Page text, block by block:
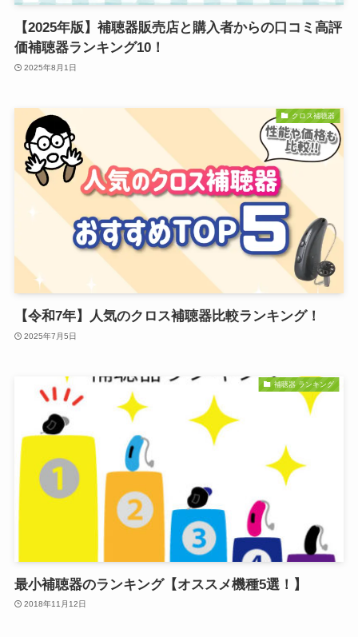
【2025年版】補聴器販売店と購入者からの口コミ高評
価補聴器ランキング10！
2025年8月1日
クロス補聴器
【令和7年】人気のクロス補聴器比較ランキング！
2025年7月5日
補聴器 ランキング
最小補聴器のランキング【オススメ機種5選！】
2018年11月12日